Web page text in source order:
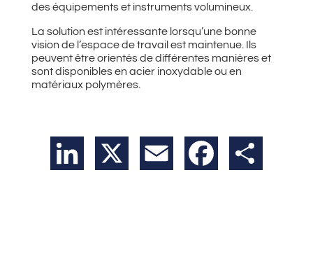
des équipements et instruments volumineux.
La solution est intéressante lorsqu’une bonne
vision de l’espace de travail est maintenue. Ils
peuvent être orientés de différentes manières et
sont disponibles en acier inoxydable ou en
matériaux polymères.
LinkedIn Email Facebook